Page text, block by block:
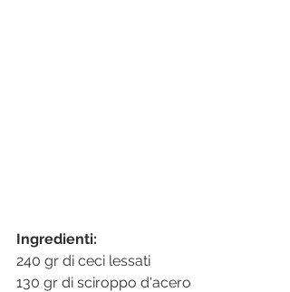
Ingredienti:
240 gr di ceci lessati
130 gr di sciroppo d'acero